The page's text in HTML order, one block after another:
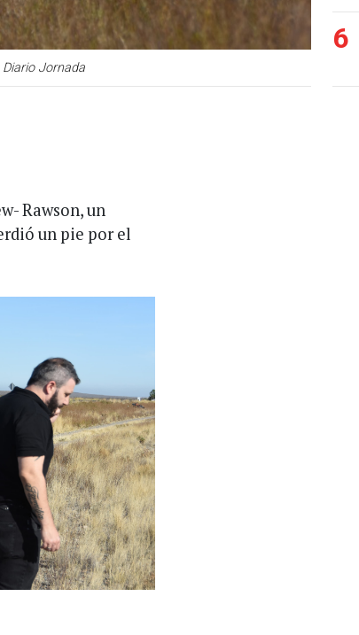
Jornada
Rawson, un
un pie por el
6